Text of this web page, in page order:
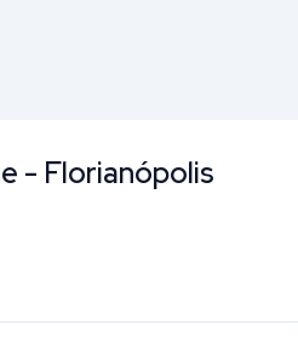
- Florianópolis